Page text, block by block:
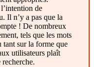
de
Il n’y a pas que la
! De nombreux
tels que les mots
tant sur la forme que
utilisateurs plaît
recherche.